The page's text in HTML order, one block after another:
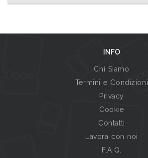
INFO
Chi Siamo
Termini e Condizioni
Privacy
Cookie
Contatti
Lavora con noi
F.A.Q.